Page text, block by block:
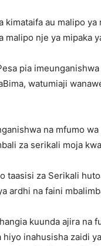
kimataifa au malipo
malipo nje ya mipaka
pia
watumiaji
na mfumo
za serikali moja
taasisi za Serikali
ardhi na faini
kuunda ajira na
inahusisha zaidi